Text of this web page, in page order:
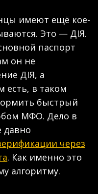
имеют ещё кое-
Это — ДІЯ.
паспорт
он не
ДІЯ, а
есть, в таком
быстрый
МФО. Дело в
давно
через
. Как именно это
алгоритму.